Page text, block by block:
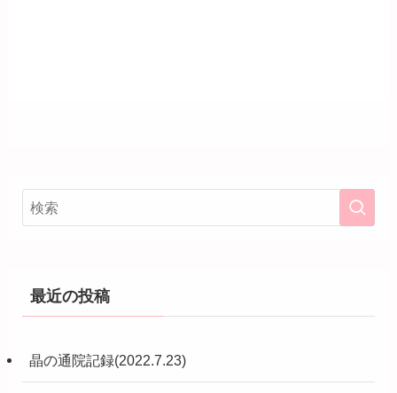
最近の投稿
晶の通院記録(2022.7.23)